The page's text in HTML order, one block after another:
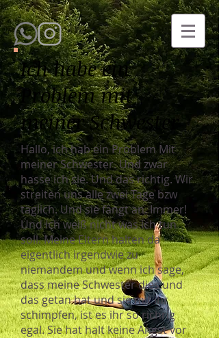
Ich habe ein
Problem mit
meiner Schwester
Hallo, ich hab ein Problem Mit
meiner Schwester. Und zwar
hasse ich sie. Und das richtig. Wir
streiten uns alle zwei Tage bzw
täglich. Und sie fängt an. Immer!
Und ich weiß nicht was ich tun
soll. Meine Eltern halten da
eigentlich irgendwie zu
niemandem und wenn ich sage,
dass meine Schwester dies und
das getan hat und sie mit ihr
schimpfen, ist es ihr so richrig
egal. Sie hat halt keine Angst vor